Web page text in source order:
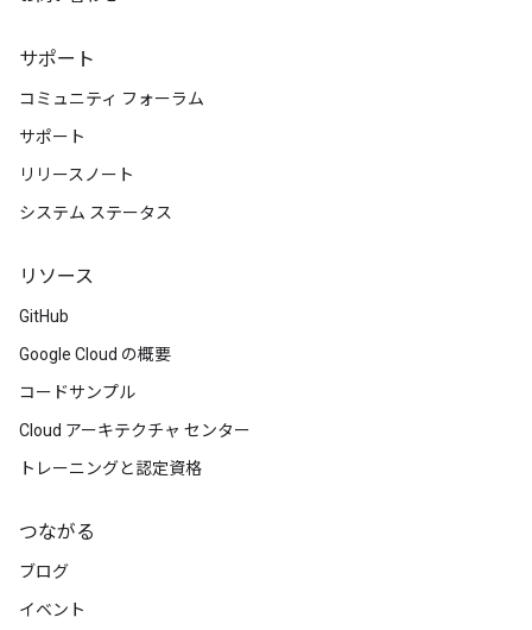
サポート
コミュニティ フォーラム
サポート
リリースノート
システム ステータス
リソース
GitHub
Google Cloud の概要
コードサンプル
Cloud アーキテクチャ センター
トレーニングと認定資格
つながる
ブログ
イベント